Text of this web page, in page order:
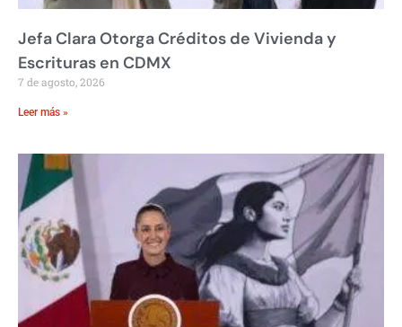
Jefa Clara Otorga Créditos de Vivienda y
Escrituras en CDMX
7 de agosto, 2026
Leer más »